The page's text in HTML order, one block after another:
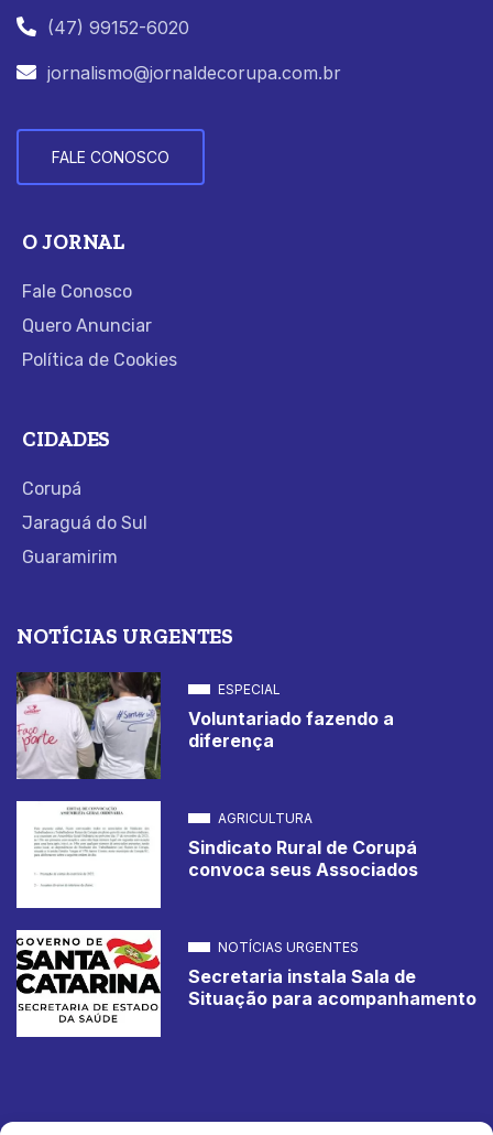
(47) 99152-6020
jornalismo@jornaldecorupa.com.br
FALE CONOSCO
O JORNAL
Fale Conosco
Quero Anunciar
Política de Cookies
CIDADES
Corupá
Jaraguá do Sul
Guaramirim
NOTÍCIAS URGENTES
ESPECIAL
Voluntariado fazendo a
diferença
AGRICULTURA
Sindicato Rural de Corupá
convoca seus Associados
NOTÍCIAS URGENTES
Secretaria instala Sala de
Situação para acompanhamento